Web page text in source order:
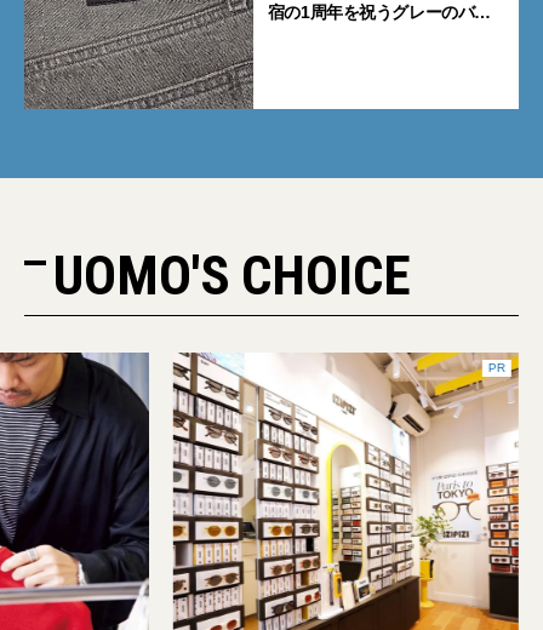
宿の1周年を祝うグレーのバ
UOMO'S CHOICE